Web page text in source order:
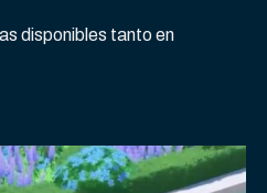
disponibles tanto en